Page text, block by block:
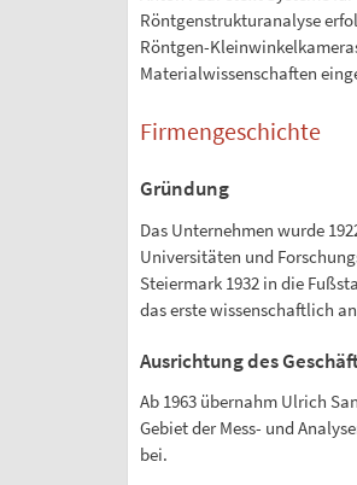
Röntgenstrukturanalyse
Röntgen-
Materialwissenschaften
Firmengeschichte
Gründung
Das Unternehmen wurde
Universitäten und
Steiermark 1932 in die
das erste wissenschaftlich
Ausrichtung des
Ab 1963 übernahm Ulrich
Gebiet der Mess- und
bei.